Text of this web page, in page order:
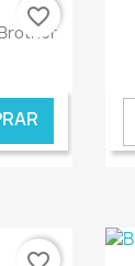
favorite_border